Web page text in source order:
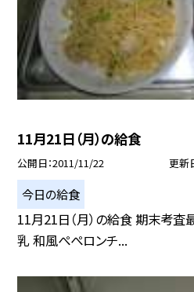
11月21日（月）の給食
公開日 2011/11/22 更新
今日の給食
11月21日（月）の給食 期末考査
乳 和風ぺぺロンチ...